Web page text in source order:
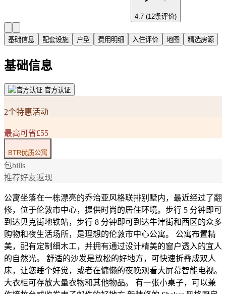
4.7 (12条评价)
基础信息 配套设施 户型 费用明细 入住评价 地图 精选房源
基础信息
官方认证
2个特惠活动
最高可省£55
BTR优质公寓
包bills
推荐好友返现
公寓坐落在一栋漂亮的乔治亚风格联排别墅内，最近经过了翻
修，位于伦敦市中心，提供时尚的居住环境。步行 5 分钟即可
到达贝克街地铁站，步行 8 分钟即可到达牛津街和西区的众多
购物和夜生活场所，是理想的伦敦市中心公寓。 公寓布置精
美，配有定制细木工，并拥有通过设计精美的窗户透入的宜人
的自然光。 舒适的沙发是放松的好地方，可快速折叠成双人
床，让您睡个好觉，或者在慵懒的夜晚观看大屏幕智能电视。
大衣柜可存放大量衣物和其他物品。 有一张小桌子，可以兼